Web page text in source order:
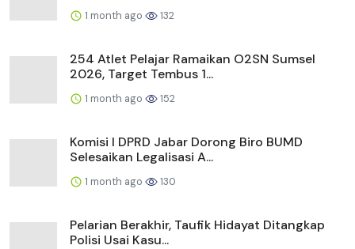
1 month ago 132
254 Atlet Pelajar Ramaikan O2SN Sumsel
2026, Target Tembus 1...
1 month ago 152
Komisi I DPRD Jabar Dorong Biro BUMD
Selesaikan Legalisasi A...
1 month ago 130
Pelarian Berakhir, Taufik Hidayat Ditangkap
Polisi Usai Kasu...